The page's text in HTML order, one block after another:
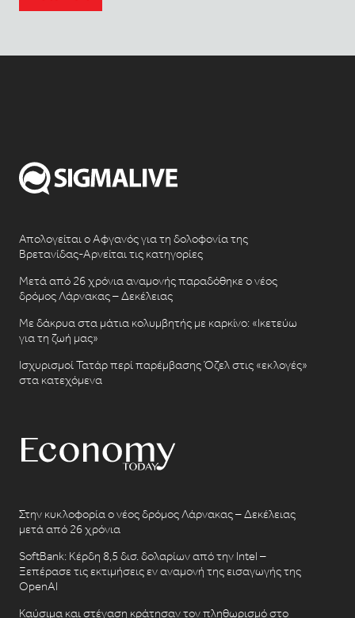
Απολογείται ο Αφγανός για τη δολοφονία της
Βρετανίδας-Αρνείται τις κατηγορίες
Μετά από 26 χρόνια αναμονής παραδόθηκε ο νέος
δρόμος Λάρνακας – Δεκέλειας
Με δάκρυα στα μάτια κολυμβητής με καρκίνο: «Ικετεύω
για τη ζωή μας»
Ισχυρισμοί Τατάρ περί παρέμβασης Όζελ στις «εκλογές»
στα κατεχόμενα
Στην κυκλοφορία ο νέος δρόμος Λάρνακας – Δεκέλειας
μετά από 26 χρόνια
SoftBank: Κέρδη 8,5 δισ. δολαρίων από την Intel –
Ξεπέρασε τις εκτιμήσεις εν αναμονή της εισαγωγής της
OpenAI
Καύσιμα και στέγαση κράτησαν τον πληθωρισμό στο